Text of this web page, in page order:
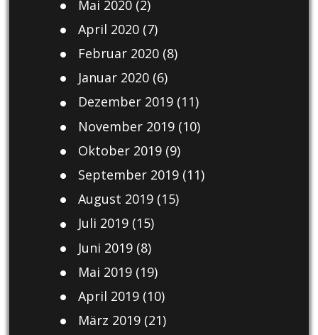
Mai 2020(2)
April 2020(7)
Februar 2020(8)
Januar 2020(6)
Dezember 2019(11)
November 2019(10)
Oktober 2019(9)
September 2019(11)
August 2019(15)
Juli 2019(15)
Juni 2019(8)
Mai 2019(19)
April 2019(10)
März 2019(21)